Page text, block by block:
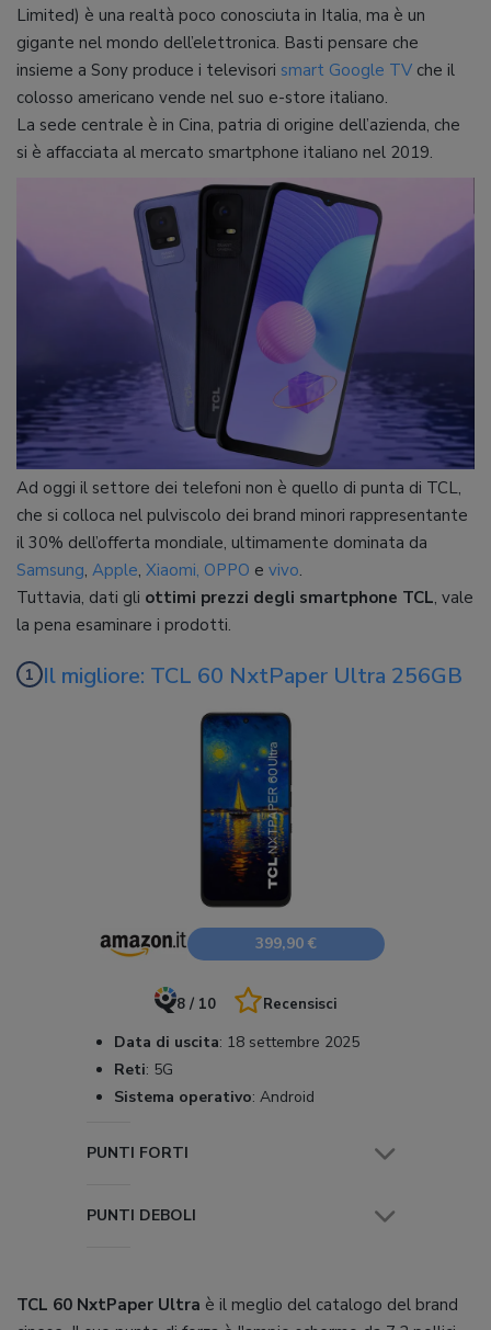
Limited) è una realtà poco conosciuta in Italia, ma è un
gigante nel mondo dell’elettronica. Basti pensare che
insieme a Sony produce i televisori smart Google TV che il
colosso americano vende nel suo e-store italiano.
La sede centrale è in Cina, patria di origine dell’azienda, che
si è affacciata al mercato smartphone italiano nel 2019.
Ad oggi il settore dei telefoni non è quello di punta di TCL,
che si colloca nel pulviscolo dei brand minori rappresentante
il 30% dell’offerta mondiale, ultimamente dominata da
Samsung, Apple, Xiaomi, OPPO e vivo.
Tuttavia, dati gli ottimi prezzi degli smartphone TCL, vale
la pena esaminare i prodotti.
Il migliore: TCL 60 NxtPaper Ultra 256GB
399,90 €
8 / 10 Recensisci
Data di uscita: 18 settembre 2025
Reti: 5G
Sistema operativo: Android
PUNTI FORTI
PUNTI DEBOLI
TCL 60 NxtPaper Ultra è il meglio del catalogo del brand